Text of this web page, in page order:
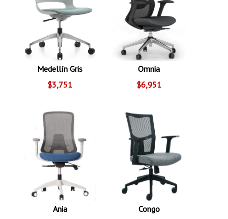
Medellín Gris
$3,751
Omnia
$6,951
Ania
Congo